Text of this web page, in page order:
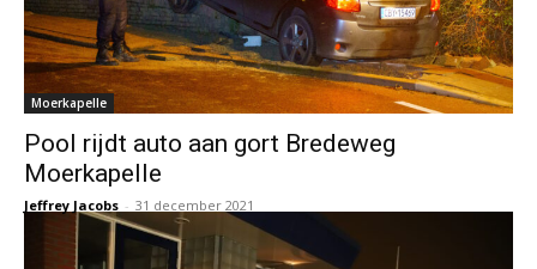
Moerkapelle
Pool rijdt auto aan gort Bredeweg
Moerkapelle
Jeffrey Jacobs - 31 december 2021